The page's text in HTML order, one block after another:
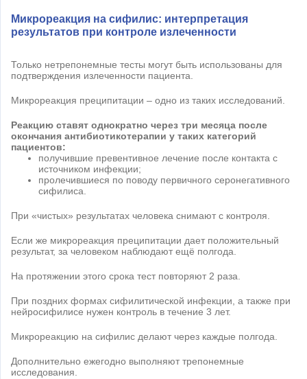
Микрореакция на сифилис: интерпретация
результатов при контроле излеченности
Только нетрепонемные тесты могут быть использованы для
подтверждения излеченности пациента.
Микрореакция преципитации – одно из таких исследований.
Реакцию ставят однократно через три месяца после
окончания антибиотикотерапии у таких категорий
пациентов:
получившие превентивное лечение после контакта с
источником инфекции;
пролечившиеся по поводу первичного серонегативного
сифилиса.
При «чистых» результатах человека снимают с контроля.
Если же микрореакция преципитации дает положительный
результат, за человеком наблюдают ещё полгода.
На протяжении этого срока тест повторяют 2 раза.
При поздних формах сифилитической инфекции, а также при
нейросифилисе нужен контроль в течение 3 лет.
Микрореакцию на сифилис делают через каждые полгода.
Дополнительно ежегодно выполняют трепонемные
исследования.